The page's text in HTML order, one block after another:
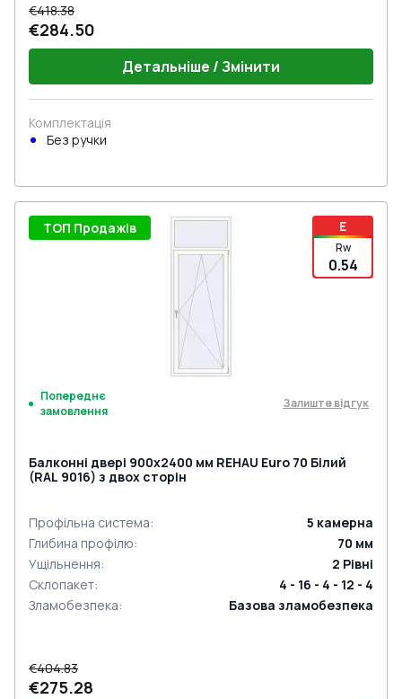
€418.38
€284.50
Детальніше / Змінити
Комплектація
Без ручки
E
Rw
0.54
ТОП Продажів
Попереднє
замовлення
Залиште відгук
Балконні двері 900x2400 мм REHAU Euro 70 Білий
(RAL 9016) з двох сторін
Профільна система: 5 камерна
Глибина профілю: 70 мм
Ущільнення: 2 Рівні
Склопакет:
4 - 16 - 4 - 12 - 4
Зламобезпека: Базова зламобезпека
€404.83
€275.28